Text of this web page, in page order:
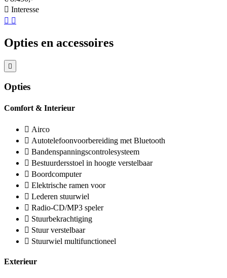
Interesse
Opties en accessoires
Opties
Comfort & Interieur
Airco
Autotelefoonvoorbereiding met Bluetooth
Bandenspanningscontrolesysteem
Bestuurdersstoel in hoogte verstelbaar
Boordcomputer
Elektrische ramen voor
Lederen stuurwiel
Radio-CD/MP3 speler
Stuurbekrachtiging
Stuur verstelbaar
Stuurwiel multifunctioneel
Exterieur